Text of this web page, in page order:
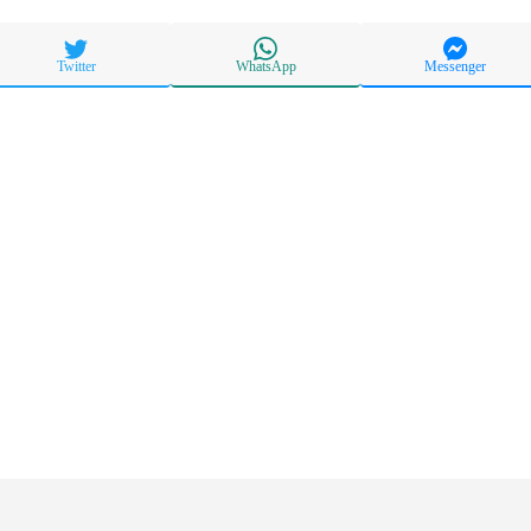
Messenger
WhatsApp
Twitter